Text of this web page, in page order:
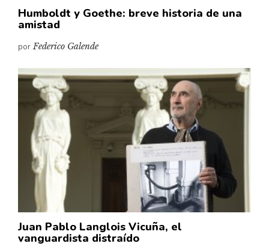
Humboldt y Goethe: breve historia de una
amistad
porFederico Galende
Juan Pablo Langlois Vicuña, el
vanguardista distraído